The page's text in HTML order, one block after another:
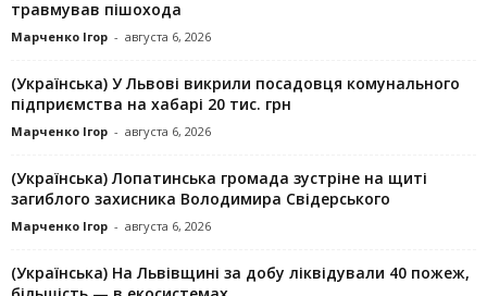
травмував пішохода
Марченко Ігор - августа 6, 2026
(Українська) У Львові викрили посадовця комунального
підприємства на хабарі 20 тис. грн
Марченко Ігор - августа 6, 2026
(Українська) Лопатинська громада зустріне на щиті
загиблого захисника Володимира Свідерського
Марченко Ігор - августа 6, 2026
(Українська) На Львівщині за добу ліквідували 40 пожеж,